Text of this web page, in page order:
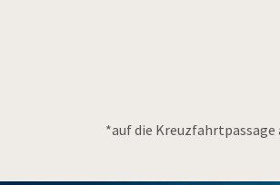
*auf die Kreuzfahrtpassage